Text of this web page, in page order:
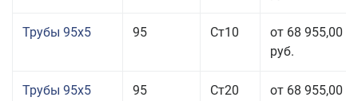
Трубы 95x5 95 Ст10
от 68 955,00
руб.
Трубы 95x5 95 Ст20
от 68 955,00